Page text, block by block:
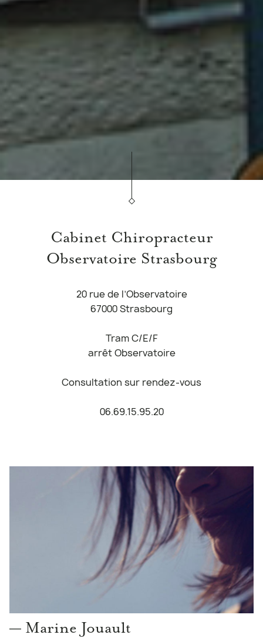
Cabinet Chiropracteur
Observatoire Strasbourg
20 rue de l’Observatoire
67000 Strasbourg
Tram C/E/F
arrêt Observatoire
Consultation sur rendez-vous
06.69.15.95.20
— Marine Jouault